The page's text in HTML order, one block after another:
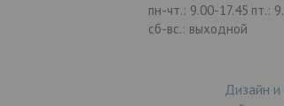
пн-чт.: 9.00-17.45 пт.:
сб-вс.: выходной
Дизайн и